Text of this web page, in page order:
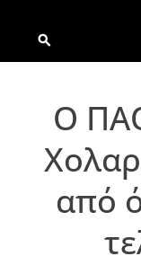
Ο
από